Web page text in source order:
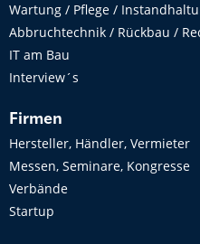
Wartung / Pflege /
Abbruchtechnik / Rückbau /
IT am Bau
Interview´s
Firmen
Hersteller, Händler, Vermieter
Messen, Seminare, Kongresse
Verbände
Startup